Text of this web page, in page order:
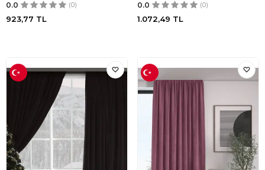
0.0 (0)
923,77 TL
0.0 (0)
1.072,49 TL